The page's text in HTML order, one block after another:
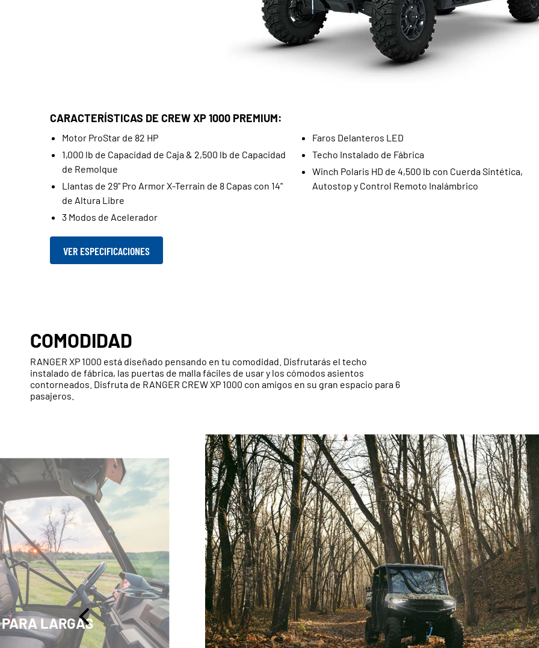
CARACTERÍSTICAS DE CREW XP 1000 PREMIUM:
Motor ProStar de 82 HP
1,000 lb de Capacidad de Caja & 2,500 lb de Capacidad
de Remolque
Llantas de 29" Pro Armor X-Terrain de 8 Capas con 14"
de Altura Libre
3 Modos de Acelerador
Faros Delanteros LED
Techo Instalado de Fábrica
Winch Polaris HD de 4,500 lb con Cuerda Sintética,
Autostop y Control Remoto Inalámbrico
VER ESPECIFICACIONES
COMODIDAD
RANGER XP 1000 está diseñado pensando en tu comodidad. Disfrutarás el techo
instalado de fábrica, las puertas de malla fáciles de usar y los cómodos asientos
contorneados. Disfruta de RANGER CREW XP 1000 con amigos en su gran espacio para 6
pasajeros.
LARGAS